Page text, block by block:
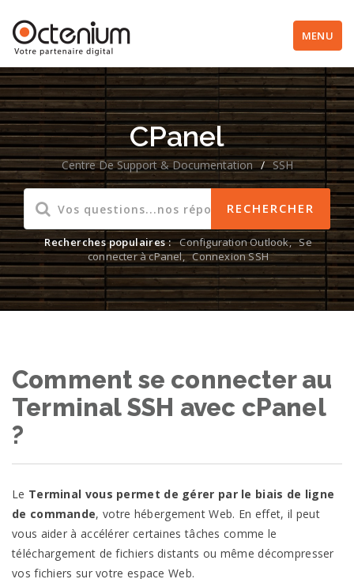
MENU
CPanel
Centre De Support & Documentation / SSH
Recherches populaires : Configuration Outlook, Se
connecter à cPanel, Connexion SSH
Comment se connecter au
Terminal SSH avec cPanel
?
Le Terminal vous permet de gérer par le biais de ligne
de commande, votre hébergement Web. En effet, il peut
vous aider à accélérer certaines tâches comme le
téléchargement de fichiers distants ou même décompresser
vos fichiers sur votre espace Web.